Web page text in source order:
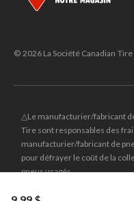
© 2026 La Société Canadian
△Le manufacturier/fabricant
Tire sont responsables des
manufacturier/fabricant de
pour défrayer le coût de la
pneus usagés.
et le logo